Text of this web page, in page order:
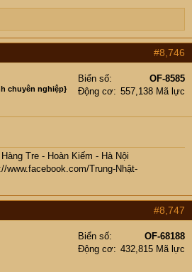
#8,746
chuyên nghiệp}
Biển số
OF-8585
Động cơ
557,138 Mã lực
Tre - Hoàn Kiếm - Hà Nội
www.facebook.com/Trung-Nhật-
#8,747
Biển số
OF-68188
Động cơ
432,815 Mã lực